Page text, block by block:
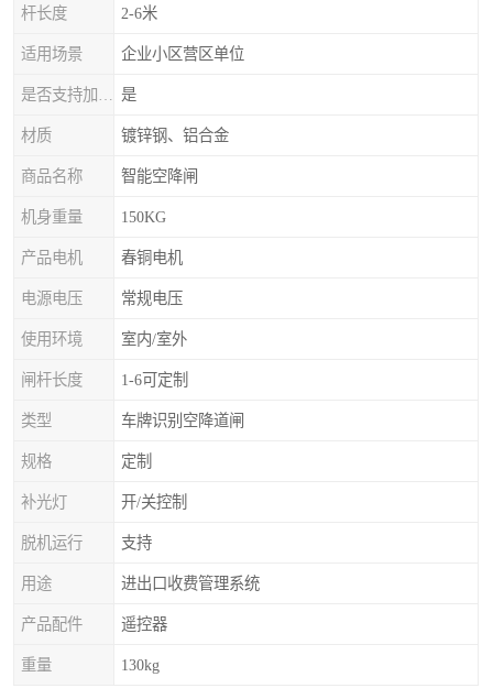
杆长度 2-6米
适用场景 企业小区营区单位
是
材质 镀锌钢、铝合金
商品名称 智能空降闸
机身重量 150KG
产品电机 春铜电机
电源电压 常规电压
使用环境 室内/室外
闸杆长度 1-6可定制
类型 车牌识别空降道闸
规格 定制
补光灯 开/关控制
脱机运行 支持
用途 进出口收费管理系统
产品配件 遥控器
重量 130kg